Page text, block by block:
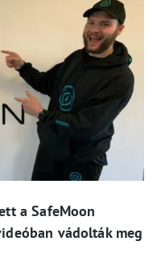
a SafeMoon
vádolták meg